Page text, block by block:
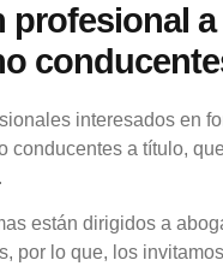
a
interesados en
conducentes a título,
están dirigidos a
por lo que, los